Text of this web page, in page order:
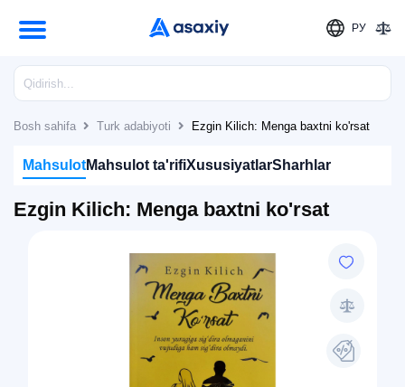
РУ
Bosh sahifa Turk adabiyoti Ezgin Kilich: Menga baxtni ko'rsat
MahsulotMahsulot ta'rifiXususiyatlarSharhlar
Ezgin Kilich: Menga baxtni ko'rsat